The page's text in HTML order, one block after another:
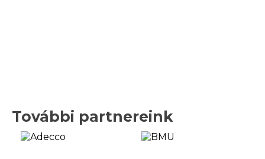
További partnereink